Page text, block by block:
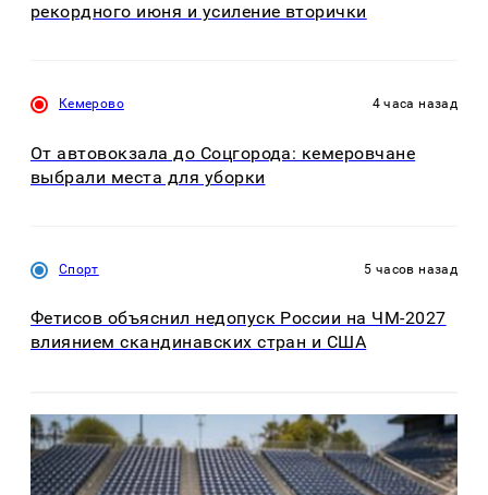
рекордного июня и усиление вторички
Кемерово 4 часа назад
От автовокзала до Соцгорода: кемеровчане
выбрали места для уборки
Спорт 5 часов назад
Фетисов объяснил недопуск России на ЧМ-2027
влиянием скандинавских стран и США